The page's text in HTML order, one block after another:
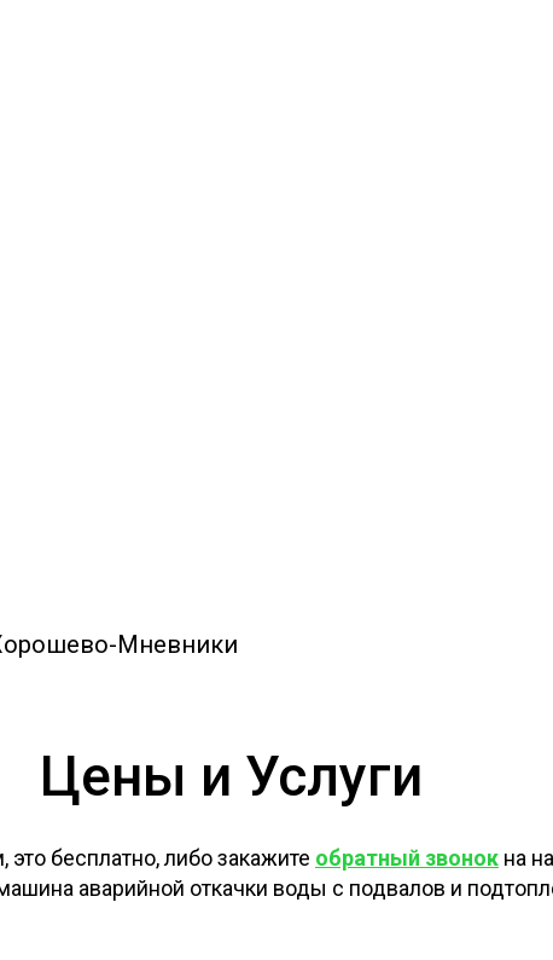
Мневники
Цены и Услуги
бесплатно, либо закажите обратный звонок на
аварийной откачки воды с подвалов и